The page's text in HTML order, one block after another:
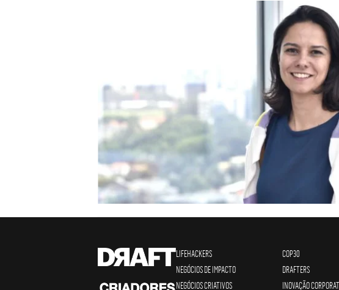
LIFEHACKERS
NEGÓCIOS DE IMPACTO
NEGÓCIOS CRIATIVOS
COP30
DRAFTERS
INOVAÇÃO